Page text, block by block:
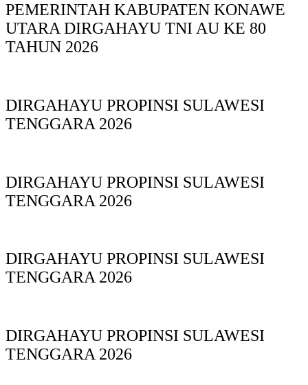
PEMERINTAH KABUPATEN KONAWE
UTARA DIRGAHAYU TNI AU KE 80
TAHUN 2026
DIRGAHAYU PROPINSI SULAWESI
TENGGARA 2026
DIRGAHAYU PROPINSI SULAWESI
TENGGARA 2026
DIRGAHAYU PROPINSI SULAWESI
TENGGARA 2026
DIRGAHAYU PROPINSI SULAWESI
TENGGARA 2026